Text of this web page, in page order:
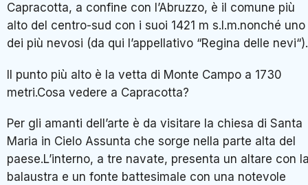
Capracotta, a confine con l’Abruzzo, è il comune più
alto del centro-sud con i suoi 1421 m s.l.m.nonché uno
dei più nevosi (da qui l’appellativo “Regina delle nevi“).
Il punto più alto è la vetta di Monte Campo a 1730
metri.Cosa vedere a Capracotta?
Per gli amanti dell’arte è da visitare la chiesa di Santa
Maria in Cielo Assunta che sorge nella parte alta del
paese.L’interno, a tre navate, presenta un altare con
balaustra e un fonte battesimale con una notevole